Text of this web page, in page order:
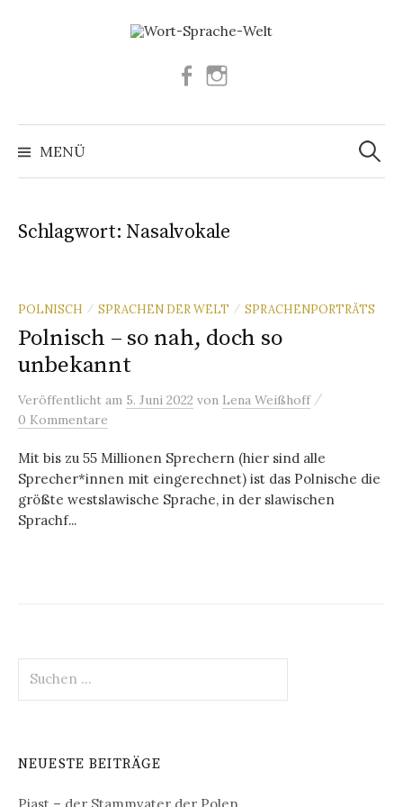
Facebook
MENÜ
Suchen
nach:
Schlagwort: Nasalvokale
POLNISCH / SPRACHEN DER WELT / SPRACHENPORTRÄTS
Polnisch – so nah, doch so
unbekannt
Veröffentlicht am 5. Juni 2022 von Lena Weißhoff /
0 Kommentare
Mit bis zu 55 Millionen Sprechern (hier sind alle
Sprecher*innen mit eingerechnet) ist das Polnische die
größte westslawische Sprache, in der slawischen
Sprachf...
nach:
NEUESTE BEITRÄGE